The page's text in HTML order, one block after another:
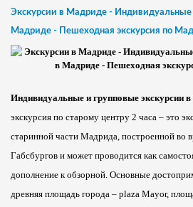
Экскурсии в Мадриде - Индивидуальные
Мадриде - Пешеходная экскурсия по
Индивидуальные и групповые экскурсии
экскурсия по старому центру 2 часа – это
старинной части Мадрида, построенной во
Габсбургов и может проводится как
дополнение к обзорной. Основные
древняя площадь города – plaza Mayor,